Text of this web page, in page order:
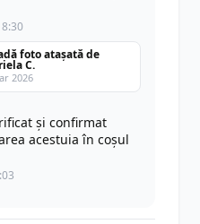
foto atașată de
C.
2026
și confirmat
acestuia în coșul